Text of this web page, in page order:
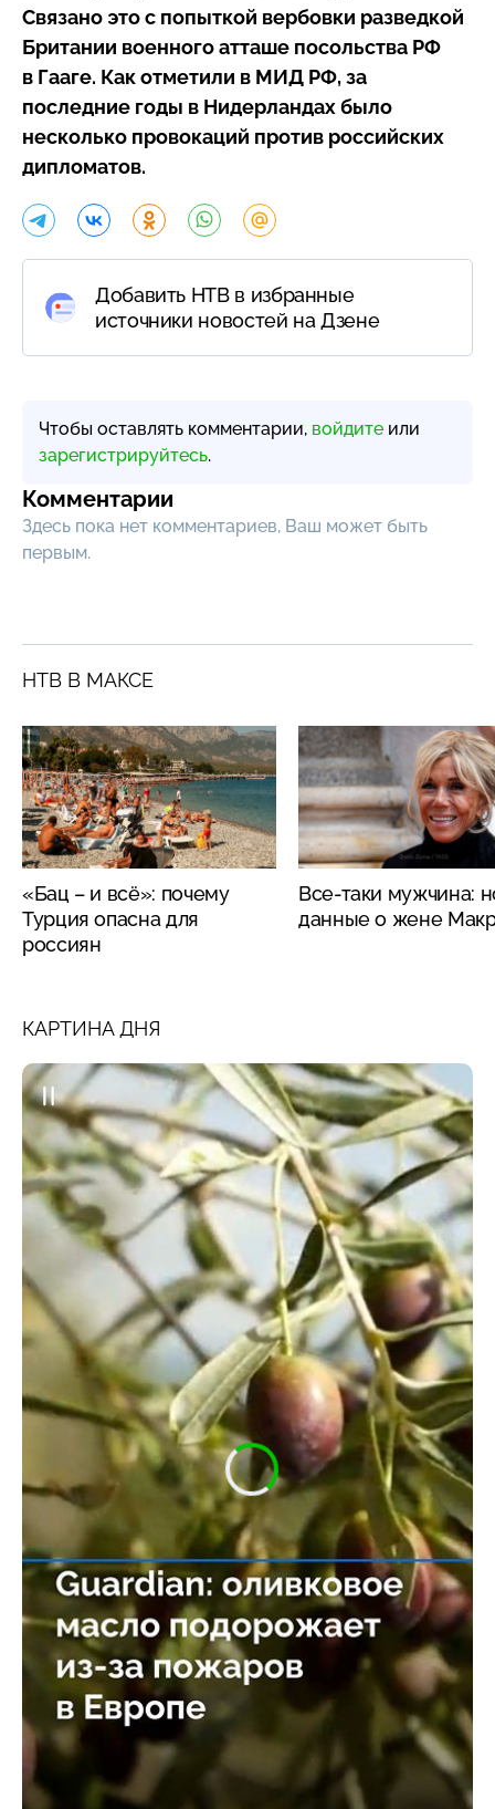
Связано это с попыткой вербовки разведкой
Британии военного атташе посольства РФ
в Гааге. Как отметили в МИД РФ, за
последние годы в Нидерландах было
несколько провокаций против российских
дипломатов.
Добавить НТВ в избранные
источники новостей на Дзене
Чтобы оставлять комментарии, войдите или
зарегистрируйтесь.
Комментарии
Здесь пока нет комментариев, Ваш может быть
первым.
НТВ В МАКСЕ
«Бац – и всё»: почему
Турция опасна для
россиян
Все-таки мужчина:
данные о жене
КАРТИНА ДНЯ